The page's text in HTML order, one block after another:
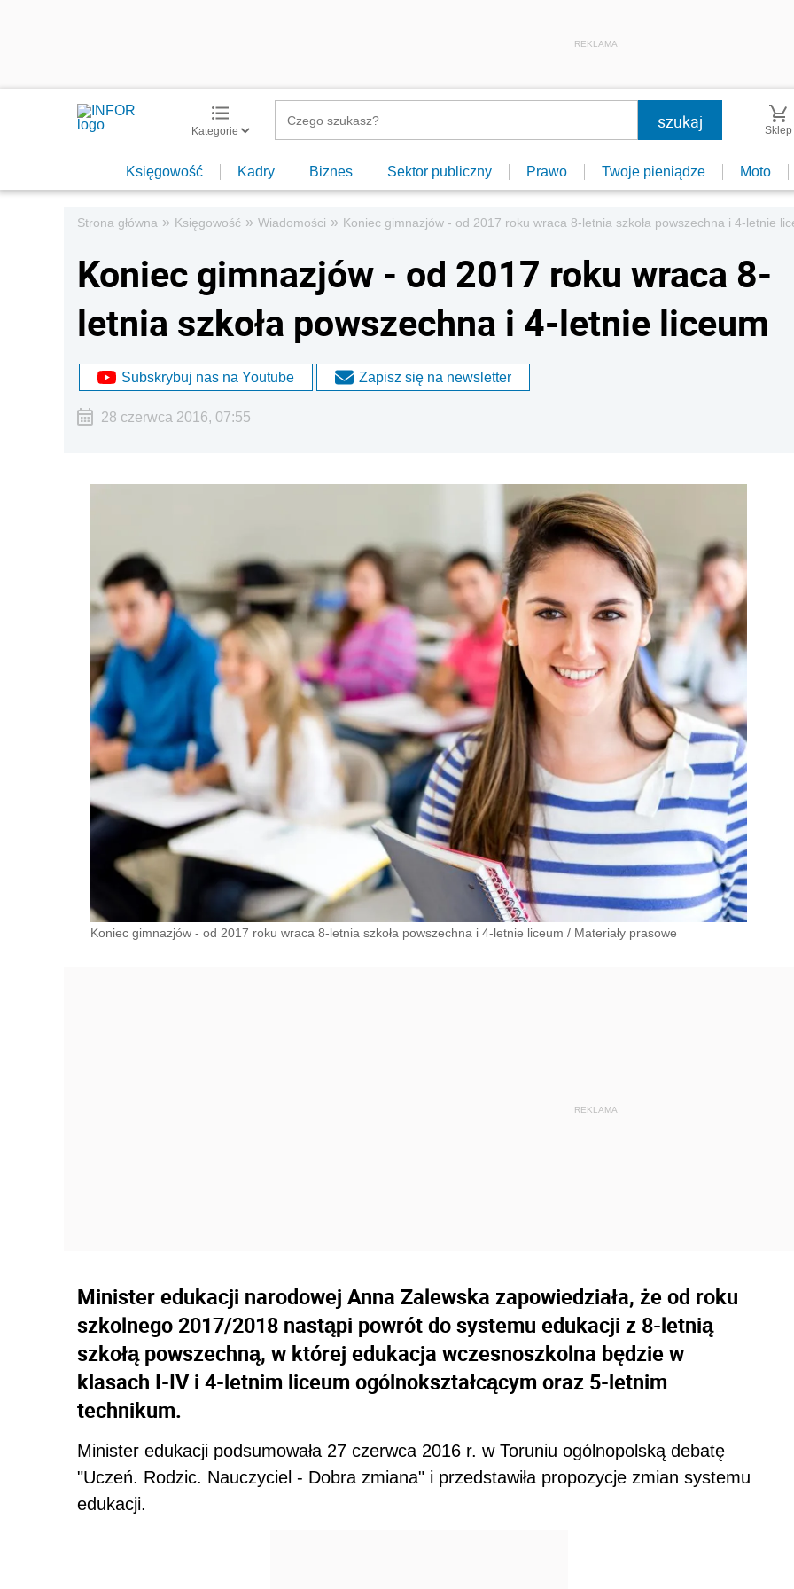
REKLAMA
Kategorie Sklep
Księgowość Kadry Biznes Sektor publiczny Prawo Twoje pieniądze Moto
Strona główna » Księgowość » Wiadomości » Koniec gimnazjów - od 2017 roku wraca 8-letnia szkoła powszechna i 4-letnie
Koniec gimnazjów - od 2017 roku wraca 8-
letnia szkoła powszechna i 4-letnie liceum
Subskrybuj nas na Youtube Zapisz się na newsletter
28 czerwca 2016, 07:55
Koniec gimnazjów - od 2017 roku wraca 8-letnia szkoła powszechna i 4-letnie liceum / Materiały prasowe
Minister edukacji narodowej Anna Zalewska zapowiedziała, że od roku
szkolnego 2017/2018 nastąpi powrót do systemu edukacji z 8-letnią
szkołą powszechną, w której edukacja wczesnoszkolna będzie w
klasach I-IV i 4-letnim liceum ogólnokształcącym oraz 5-letnim
technikum.
Minister edukacji podsumowała 27 czerwca 2016 r. w Toruniu ogólnopolską debatę
"Uczeń. Rodzic. Nauczyciel - Dobra zmiana" i przedstawiła propozycje zmian systemu
edukacji.